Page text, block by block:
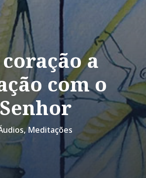
a
com o
Senhor
,Meditações